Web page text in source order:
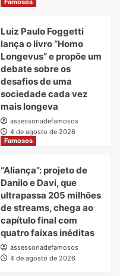
Luiz Paulo Foggetti
lança o livro “Homo
Longevus” e propõe um
debate sobre os
desafios de uma
sociedade cada vez
mais longeva
assessoriadefamosos
4 de agosto de 2026
Famosos
“Aliança”: projeto de
Danilo e Davi, que
ultrapassa 205 milhões
de streams, chega ao
capítulo final com
quatro faixas inéditas
assessoriadefamosos
4 de agosto de 2026